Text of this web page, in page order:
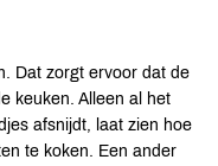
Dat zorgt ervoor dat de
keuken. Alleen al het
afsnijdt, laat zien hoe
te koken. Een ander